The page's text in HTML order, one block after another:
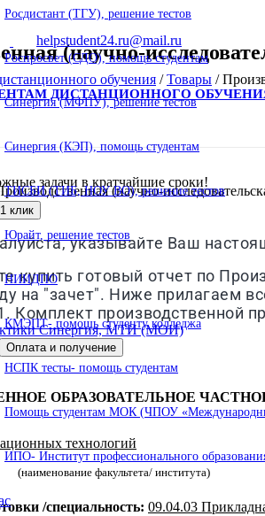
helpstudent24.ru@mail.ru
ДИСТАНЦИОННОГО
задачи в кратчайшие сроки!
Росдистант (ТГУ), решение тестов
Роспросвет (СДО), помощь студентам
Синергия (МФПУ), решение тестов
Синергия (КЭП), помощь студентам
ТИСБИ (ТИБ, НОУ ВО), решение тестов
Юрайт, решение тестов
НИИДПО
КМЭПТ- помощь студенту колледжа
НСПК тесты- помощь студентам
Помощь студентам МОК (ЧПОУ
ИПО- Институт профессионального
(научно-
обучения /Товары /
(научно-
клик
указывайте Ваш
купить готовый отчет по
на "зачет". Ниже прилагаем
Комплект производственной
Синергия, МТИ (МОИ)
Оплата и получение
ОБРАЗОВАТЕЛЬНОЕ
технологий
факультета/ института)
/специальность: 09.04.03